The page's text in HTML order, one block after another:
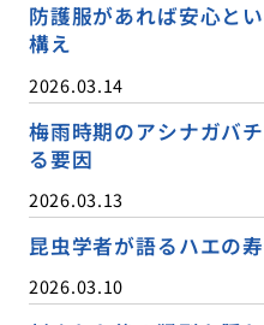
防護服があれば安心と
構え
2026.03.14
梅雨時期のアシナガバ
る要因
2026.03.13
昆虫学者が語るハエの
2026.03.10